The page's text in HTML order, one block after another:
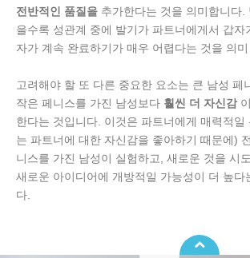
전반적인 품질을 추가한다는 것을 의미합니다.
을수록 성관계 중에 발기가 파트너에게서 갑자
자가 계속 완료하기가 매우 어렵다는 것을 의
고려해야 할 또 다른 중요한 요소는 큰 남성 페
작은 페니스를 가진 남성보다 훨씬 더 자신감
한다는 것입니다. 이것은 파트너에게 매력적일
는 파트너에 대한 자신감을 좋아하기 때문에)
니스를 가진 남성이 실험하고, 새로운 것을 시
새로운 아이디어에 개방적일 가능성이 더 높다
다.